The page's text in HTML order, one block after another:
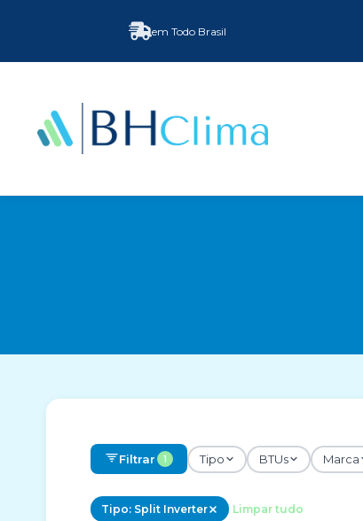
em Todo Brasil
Filtrar 1 Tipo BTUs Marca
Tipo: Split Inverter Limpar tudo